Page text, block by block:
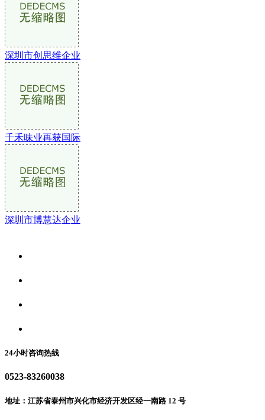
深圳市创思维企业
千禾味业再获国际
深圳市博慧达企业
24小时咨询热线
0523-83260038
地址：江苏省泰州市兴化市经济开发区经一南路 12 号